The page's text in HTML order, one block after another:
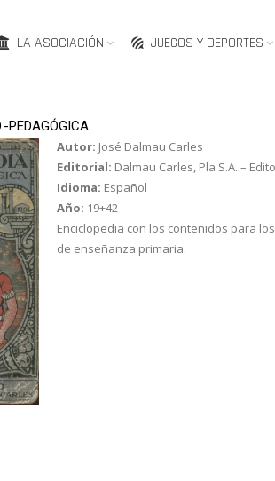
LA ASOCIACIÓN JUEGOS Y DEPORTES
PEDAGÓGICA
Autor: José Dalmau Carles
Editorial: Dalmau Carles, Pla S.A. –
Idioma: Español
Año: 19+42
Enciclopedia con los contenidos para
de enseñanza primaria.